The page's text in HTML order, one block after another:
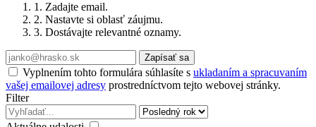
1. Zadajte email.
2. Nastavte si oblasť záujmu.
3. Dostávajte relevantné oznamy.
Zapísať sa
Vyplnením tohto formulára súhlasíte s ukladaním a spracuvaním
vašej emailovej adresy prostredníctvom tejto webovej stránky.
Filter